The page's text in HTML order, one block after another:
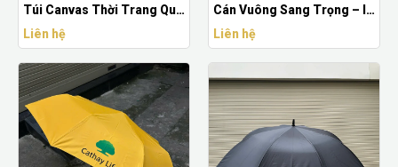
Túi Canvas Thời Trang Quà
Tặng Doanh Nghiệp
Liên hệ
Cán Vuông Sang Trọng – In
Logo Theo Yêu Cầu
Liên hệ